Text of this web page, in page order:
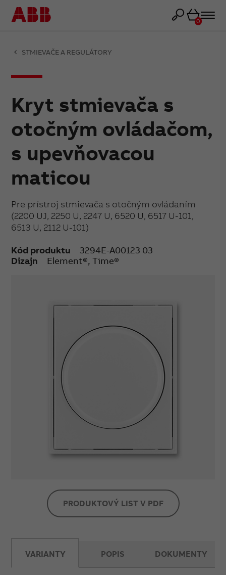
Košík
0
STMIEVAČE A REGULÁTORY
Kryt stmievača s
otočným ovládačom,
s upevňovacou
maticou
Pre prístroj stmievača s otočným ovládaním
(2200 UJ, 2250 U, 2247 U, 6520 U, 6517 U-101,
6513 U, 2112 U-101)
Kód produktu
3294E-A00123 03
Dizajn
Element®, Time®
PRODUKTOVÝ LIST V PDF
VARIANTY POPIS DOKUMENTY